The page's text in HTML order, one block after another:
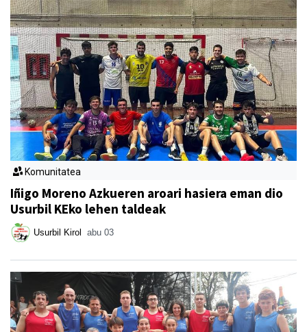
Komunitatea
Iñigo Moreno Azkueren aroari hasiera eman dio
Usurbil KEko lehen taldeak
Usurbil Kirol abu 03